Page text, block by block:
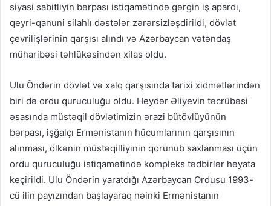
siyasi sabitliyin bərpası istiqamətində gərgin iş apardı,
qeyri-qanuni silahlı dəstələr zərərsizləşdirildi, dövlət
çevrilişlərinin qarşısı alındı və Azərbaycan vətəndaş
müharibəsi təhlükəsindən xilas oldu.
Ulu Öndərin dövlət və xalq qarşısında tarixi xidmətlərindən
biri də ordu quruculuğu oldu. Heydər Əliyevin təcrübəsi
əsasında müstəqil dövlətimizin ərazi bütövlüyünün
bərpası, işğalçı Ermənistanın hücumlarının qarşısının
alınması, ölkənin müstəqilliyinin qorunub saxlanması üçün
ordu quruculuğu istiqamətində kompleks tədbirlər həyata
keçirildi. Ulu Öndərin yaratdığı Azərbaycan Ordusu 1993-
cü ilin payızından başlayaraq nəinki Ermənistanın